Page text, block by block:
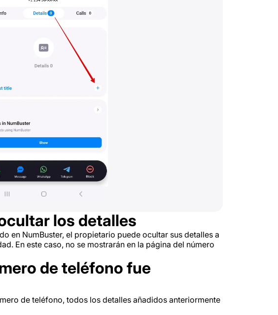
los detalles
en NumBuster, el propietario puede ocultar sus detalles a
En este caso, no se mostrarán en la página del número
de teléfono fue
de teléfono, todos los detalles añadidos anteriormente